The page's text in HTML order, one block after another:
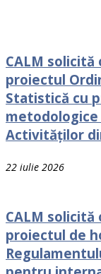
CALM
proiectul
Statistică cu
Activităților
22 iulie 2026
CALM
proiectul de